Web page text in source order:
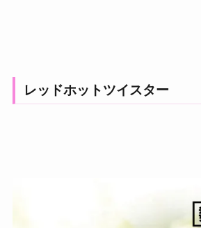
レッドホットツイスター